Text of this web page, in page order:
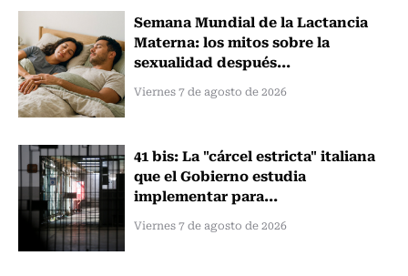
Semana Mundial de la Lactancia
Materna: los mitos sobre la
sexualidad después...
Viernes 7 de agosto de 2026
41 bis: La "cárcel estricta" italiana
que el Gobierno estudia
implementar para...
Viernes 7 de agosto de 2026